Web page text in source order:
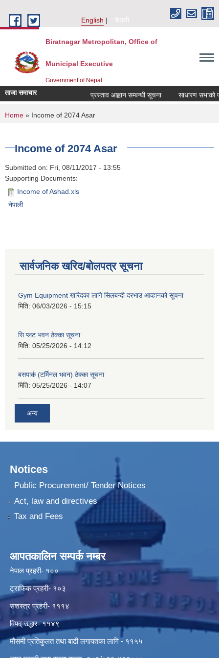
English
नेपाली
Biratnagar Metropolitan, Office of
Municipal Executive
Government of Nepal
ताजा समाचार प्रस्ताव आह्वान सम्बन्धी सूचना साधारण सभाको
You are here
Home » Income of 2074 Asar
Income of 2074 Asar
Submitted on: Fri, 08/11/2017 - 13:55
Supporting Documents:
Income of Ashad.xls
नेपाली
सार्वजनिक खरिद/बोलपत्र सूचना
Gym Equipment खरिदका लागि सिलबन्दी दरभाउ आव्हानको सूचना
मिति: 06/03/2026 - 15:15
सि प्लट भवन ठेक्का सूचना
मिति: 05/25/2026 - 14:12
बसपार्क (टर्मिनल भवन) ठेक्का सूचना
मिति: 05/25/2026 - 14:07
अन्य
Notices
Public Procurement/ Tender Notices
Act, law and directives
Tax and Fees
आपतकालिन सम्पर्क नम्बर
नेपाल प्रहरी- १००
ट्राफिक प्रहरी- १०३
सशस्त्र प्रहरी- १११४
विपद् उद्धार- ११४९
मौसमी प्रतिकुलत तथा बाढी लगायतका लागि - ११५५